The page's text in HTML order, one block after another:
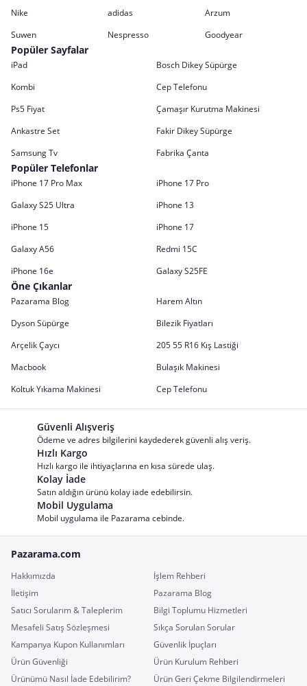
Nike adidas
Arzum
Suwen
Nespresso Goodyear
Popüler Sayfalar
iPad
Bosch Dikey Süpürge
Kombi
Cep Telefonu
Ps5 Fiyat
Çamaşır Kurutma Makinesi
Ankastre Set
Fakir Dikey Süpürge
Samsung Tv
Fabrika Çanta
Popüler Telefonlar
iPhone 17 Pro Max
iPhone 17 Pro
Galaxy S25 Ultra
iPhone 13
iPhone 15
iPhone 17
Galaxy A56
Redmi 15C
iPhone 16e
Galaxy S25FE
Öne Çıkanlar
Pazarama Blog
Harem Altın
Dyson Süpürge
Bilezik Fiyatları
Arçelik Çaycı
205 55 R16 Kış Lastiği
Macbook
Bulaşık Makinesi
Koltuk Yıkama Makinesi
Cep Telefonu
Güvenli Alışveriş
Ödeme ve adres bilgilerini kaydederek güvenli alış veriş.
Hızlı Kargo
Hızlı kargo ile ihtiyaçlarına en kısa sürede ulaş.
Kolay İade
Satın aldığın ürünü kolay iade edebilirsin.
Mobil Uygulama
Mobil uygulama ile Pazarama cebinde.
Pazarama.com
Hakkımızda
İşlem Rehberi
İletişim
Pazarama Blog
Satıcı Sorularım & Taleplerim
Bilgi Toplumu Hizmetleri
Mesafeli Satış Sözleşmesi
Sıkça Sorulan Sorular
Kampanya Kupon Kullanımları
Güvenlik İpuçları
Ürün Güvenliği
Ürün Kurulum Rehberi
Ürünümü Nasıl İade Edebilirim?
Ürün Geri Çekme Bilgilendirmeleri